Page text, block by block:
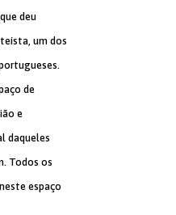
deu
um dos
de
e
daqueles
Todos os
espaço